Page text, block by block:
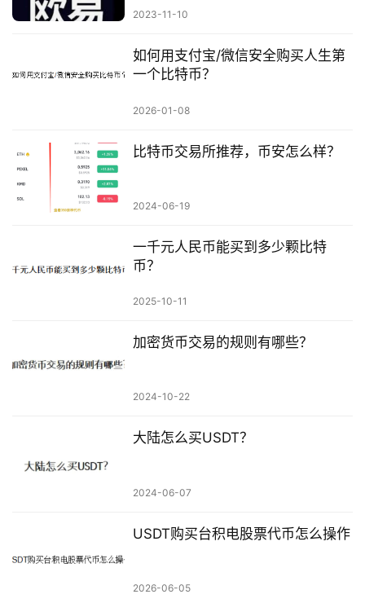
2023-11-10
如何用支付宝/微信安全购买人生第
一个比特币？
2026-01-08
比特币交易所推荐，币安怎么样？
2024-06-19
一千元人民币能买到多少颗比特
币？
2025-10-11
加密货币交易的规则有哪些？
2024-10-22
大陆怎么买USDT？
2024-06-07
USDT购买台积电股票代币怎么操作
2026-06-05